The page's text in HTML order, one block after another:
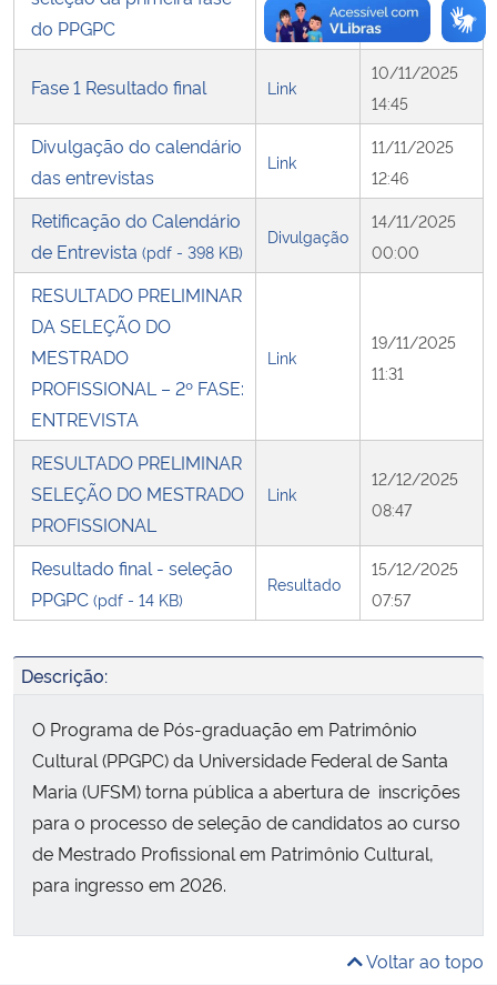
do PPGPC
15:26
Fase 1 Resultado final Link
10/11/2025
14:45
Divulgação do calendário
das entrevistas
Link
11/11/2025
12:46
Retificação do Calendário
de Entrevista (pdf - 398 KB)
Divulgação
14/11/2025
00:00
RESULTADO PRELIMINAR
DA SELEÇÃO DO
MESTRADO
PROFISSIONAL – 2º FASE:
ENTREVISTA
Link
19/11/2025
11:31
RESULTADO PRELIMINAR
SELEÇÃO DO MESTRADO
PROFISSIONAL
Link
12/12/2025
08:47
Resultado final - seleção
PPGPC (pdf - 14 KB)
Resultado
15/12/2025
07:57
Descrição:
O Programa de Pós-graduação em Patrimônio
Cultural (PPGPC) da Universidade Federal de Santa
Maria (UFSM) torna pública a abertura de inscrições
para o processo de seleção de candidatos ao curso
de Mestrado Profissional em Patrimônio Cultural,
para ingresso em 2026.
Voltar ao topo